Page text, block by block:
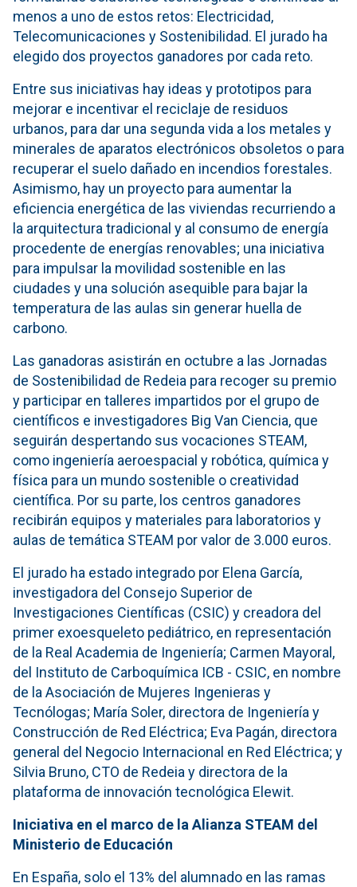
menos a uno de estos retos: Electricidad,
Telecomunicaciones y Sostenibilidad. El jurado ha
elegido dos proyectos ganadores por cada reto.
Entre sus iniciativas hay ideas y prototipos para
mejorar e incentivar el reciclaje de residuos
urbanos, para dar una segunda vida a los metales y
minerales de aparatos electrónicos obsoletos o para
recuperar el suelo dañado en incendios forestales.
Asimismo, hay un proyecto para aumentar la
eficiencia energética de las viviendas recurriendo a
la arquitectura tradicional y al consumo de energía
procedente de energías renovables; una iniciativa
para impulsar la movilidad sostenible en las
ciudades y una solución asequible para bajar la
temperatura de las aulas sin generar huella de
carbono.
Las ganadoras asistirán en octubre a las Jornadas
de Sostenibilidad de Redeia para recoger su premio
y participar en talleres impartidos por el grupo de
científicos e investigadores Big Van Ciencia, que
seguirán despertando sus vocaciones STEAM,
como ingeniería aeroespacial y robótica, química y
física para un mundo sostenible o creatividad
científica. Por su parte, los centros ganadores
recibirán equipos y materiales para laboratorios y
aulas de temática STEAM por valor de 3.000 euros.
El jurado ha estado integrado por Elena García,
investigadora del Consejo Superior de
Investigaciones Científicas (CSIC) y creadora del
primer exoesqueleto pediátrico, en representación
de la Real Academia de Ingeniería; Carmen Mayoral,
del Instituto de Carboquímica ICB - CSIC, en nombre
de la Asociación de Mujeres Ingenieras y
Tecnólogas; María Soler, directora de Ingeniería y
Construcción de Red Eléctrica; Eva Pagán, directora
general del Negocio Internacional en Red Eléctrica; y
Silvia Bruno, CTO de Redeia y directora de la
plataforma de innovación tecnológica Elewit.
Iniciativa en el marco de la Alianza STEAM del
Ministerio de Educación
En España, solo el 13% del alumnado en las ramas